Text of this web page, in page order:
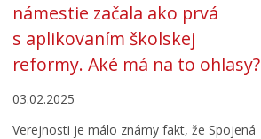
námestie začala ako prvá
s aplikovaním školskej
reformy. Aké má na to ohlasy?
03.02.2025
Verejnosti je málo známy fakt, že Spojená